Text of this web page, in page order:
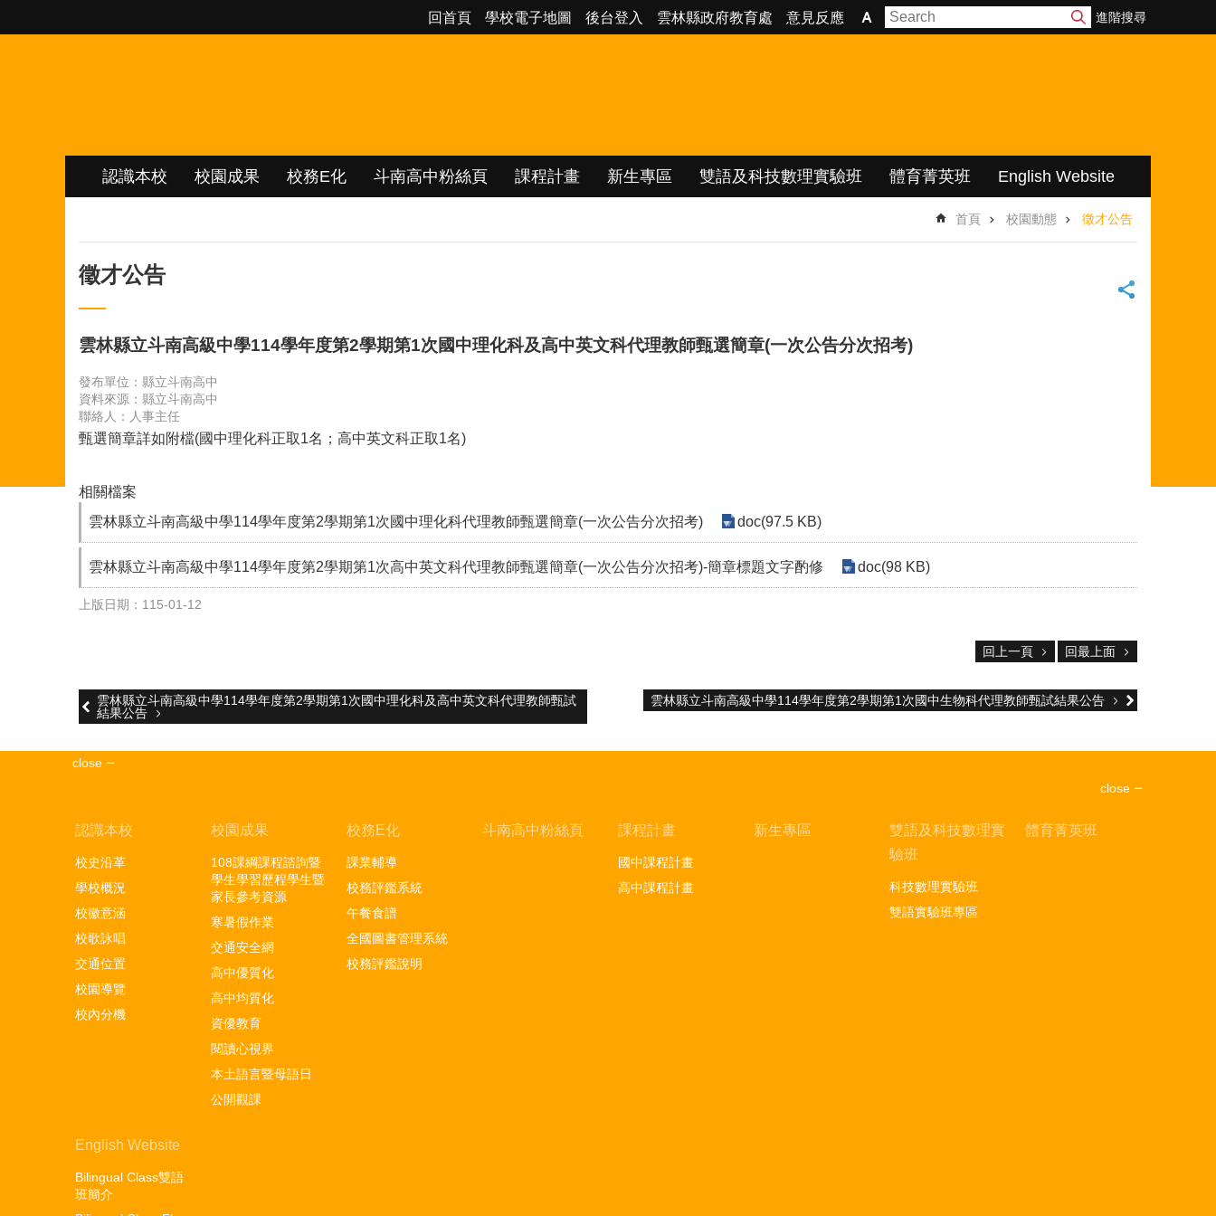
回首頁 學校電子地圖 後台登入 雲林縣政府教育處 意見反應 進階搜尋
認識本校 校園成果 校務E化 斗南高中粉絲頁 課程計畫 新生專區 雙語及科技數理實驗班 體育菁英班 English Website
首頁 校園動態 徵才公告
徵才公告
雲林縣立斗南高級中學114學年度第2學期第1次國中理化科及高中英文科代理教師甄選簡章(一次公告分次招考)
發布單位：縣立斗南高中
資料來源：縣立斗南高中
聯絡人：人事主任
甄選簡章詳如附檔(國中理化科正取1名；高中英文科正取1名)
相關檔案
雲林縣立斗南高級中學114學年度第2學期第1次國中理化科代理教師甄選簡章(一次公告分次招考)
doc(97.5 KB)
雲林縣立斗南高級中學114學年度第2學期第1次高中英文科代理教師甄選簡章(一次公告分次招考)-簡章標題文字酌修 doc(98 KB)
上版日期：115-01-12
回上一頁 回最上面
雲林縣立斗南高級中學114學年度第2學期第1次國中理化科及高中英文科代理教師甄試
結果公告
雲林縣立斗南高級中學114學年度第2學期第1次國中生物科代理教師甄試結果公告
close
close
認識本校
校史沿革
學校概況
校徽意涵
校歌詠唱
交通位置
校園導覽
校內分機
校園成果
108課綱課程諮詢暨
學生學習歷程學生暨
家長參考資源
寒暑假作業
交通安全網
高中優質化
高中均質化
資優教育
閱讀心視界
本土語言暨母語日
公開觀課
校務E化
課業輔導
校務評鑑系統
午餐食譜
全國圖書管理系統
校務評鑑說明
斗南高中粉絲頁 課程計畫
國中課程計畫
高中課程計畫
新生專區
雙語及科技數理實
驗班
科技數理實驗班
雙語實驗班專區
體育菁英班
English Website
Bilingual Class雙語
班簡介